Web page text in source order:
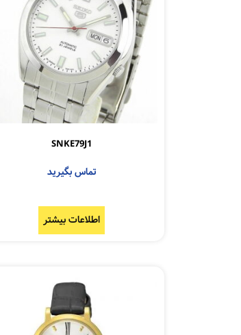
SNKE79J1
تماس بگیرید
اطلاعات بیشتر